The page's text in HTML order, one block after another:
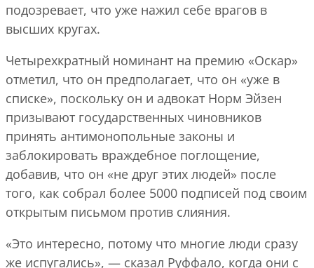
подозревает, что уже нажил себе врагов в
высших кругах.
Четырехкратный номинант на премию «Оскар»
отметил, что он предполагает, что он «уже в
списке», поскольку он и адвокат Норм Эйзен
призывают государственных чиновников
принять антимонопольные законы и
заблокировать враждебное поглощение,
добавив, что он «не друг этих людей» после
того, как собрал более 5000 подписей под своим
открытым письмом против слияния.
«Это интересно, потому что многие люди сразу
же испугались», — сказал Руффало, когда они с